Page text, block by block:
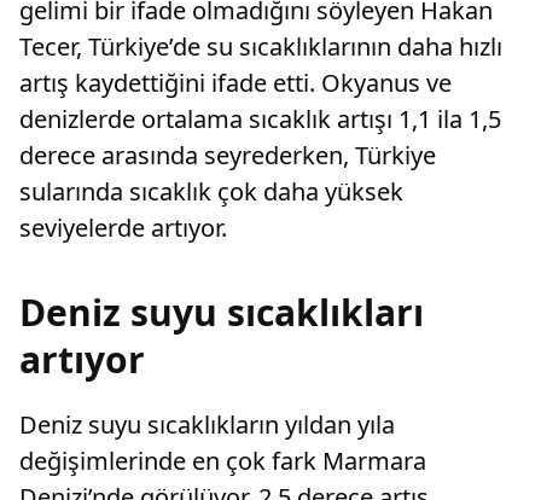
gelimi bir ifade olmadığını söyleyen Hakan
Tecer, Türkiye’de su sıcaklıklarının daha hızlı
artış kaydettiğini ifade etti. Okyanus ve
denizlerde ortalama sıcaklık artışı 1,1 ila 1,5
derece arasında seyrederken, Türkiye
sularında sıcaklık çok daha yüksek
seviyelerde artıyor.
Deniz suyu sıcaklıkları
artıyor
Deniz suyu sıcaklıkların yıldan yıla
değişimlerinde en çok fark Marmara